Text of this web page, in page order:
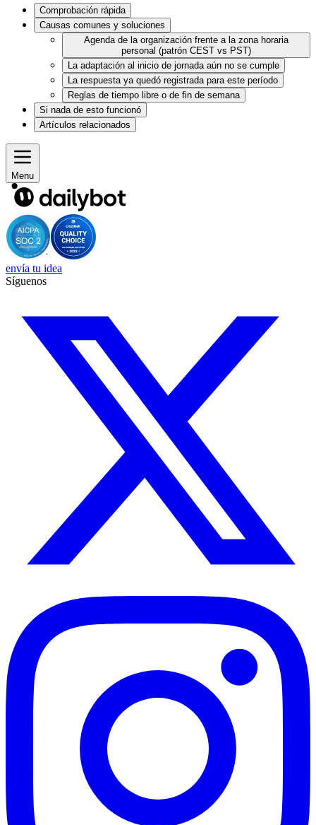
Comprobación rápida
Causas comunes y soluciones
Agenda de la organización frente a la zona horaria
personal (patrón CEST vs PST)
La adaptación al inicio de jornada aún no se cumple
La respuesta ya quedó registrada para este período
Reglas de tiempo libre o de fin de semana
Si nada de esto funcionó
Artículos relacionados
Menu
envía tu idea
Síguenos